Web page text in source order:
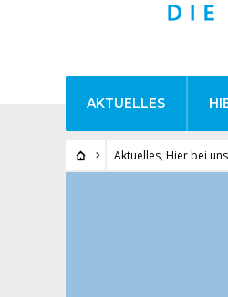
AKTUELLES
Aktuelles, Hier bei uns